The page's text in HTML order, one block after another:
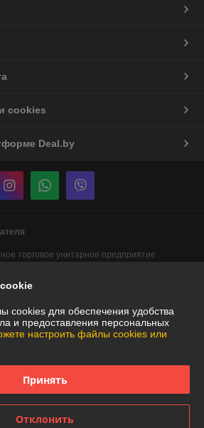
cookies
Deal.by
торговое унитарное предприятие
областной исполнительный
29.12.2007
жалоб и предложений: Карьерная, 12 ТЦ
cookies для обеспечения удобства
и предоставления персональных
настроить файлы cookies или
Принять
Отклонить